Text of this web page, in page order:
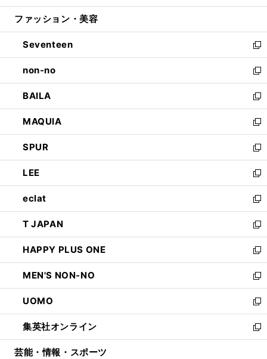
開
ウ
開
く
ン
ウ
で
開
く
ウ
ン
ド
ウ
で
開
く
ファッション・美容
Seventeen
新
し
い
ウ
ィ
ン
ド
ウ
で
開
く
non-no
新
し
い
ウ
ィ
ン
ド
ウ
で
開
く
BAILA
新
し
い
ウ
ィ
ン
ド
ウ
で
開
く
MAQUIA
新
し
い
ウ
ィ
ン
ド
ウ
で
開
く
SPUR
新
し
い
ウ
ィ
ン
ド
ウ
で
開
く
LEE
新
し
い
ウ
ィ
ン
ド
ウ
で
開
く
eclat
新
し
い
ウ
ィ
ン
ド
ウ
で
開
く
T JAPAN
新
し
い
ウ
ィ
ン
ド
ウ
で
開
HAPPY PLUS ONE
新
し
い
ウ
ィ
ン
ド
ウ
MEN'S NON-NO
新
し
い
ウ
ィ
ン
UOMO
新
し
い
ウ
集英社オンライン
新
し
芸能・情報・スポーツ